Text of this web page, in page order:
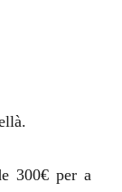
300€ per a